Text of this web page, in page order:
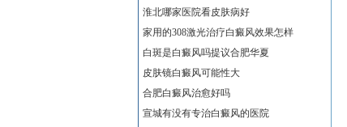
淮北哪家医院看皮肤病好
家用的308激光治疗白癜风效果怎样
白斑是白癜风吗提议合肥华夏
皮肤镜白癜风可能性大
合肥白癜风治愈好吗
宣城有没有专治白癜风的医院